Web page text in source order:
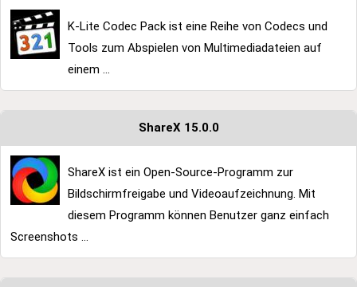
K-Lite Codec Pack ist eine Reihe von Codecs und
Tools zum Abspielen von Multimediadateien auf
einem ...
ShareX 15.0.0
ShareX ist ein Open-Source-Programm zur
Bildschirmfreigabe und Videoaufzeichnung. Mit
diesem Programm können Benutzer ganz einfach
Screenshots ...